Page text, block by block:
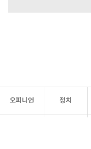
오피니언 정치